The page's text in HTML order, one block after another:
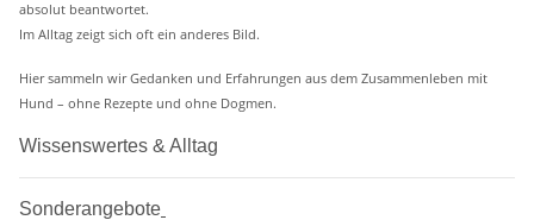
absolut beantwortet.
Im Alltag zeigt sich oft ein anderes Bild.
Hier sammeln wir Gedanken und Erfahrungen aus dem Zusammenleben mit
Hund – ohne Rezepte und ohne Dogmen.
Wissenswertes & Alltag
Sonderangebote